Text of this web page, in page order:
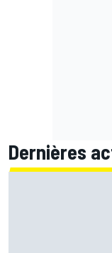
Dernières